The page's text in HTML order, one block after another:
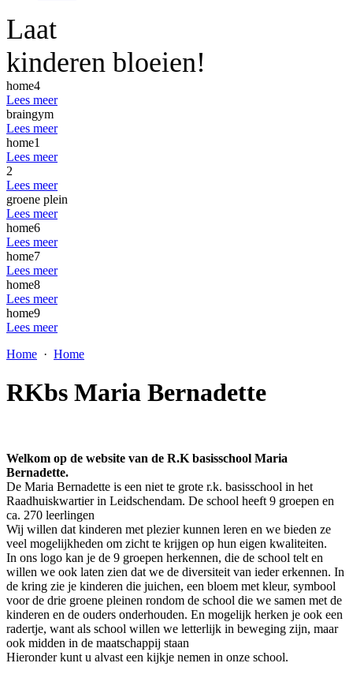
Laat
kinderen bloeien!
home4
Lees meer
braingym
Lees meer
home1
Lees meer
2
Lees meer
groene plein
Lees meer
home6
Lees meer
home7
Lees meer
home8
Lees meer
home9
Lees meer
Home · Home
RKbs Maria Bernadette
Welkom op de website van de R.K basisschool Maria
Bernadette.
De Maria Bernadette is een niet te grote r.k. basisschool in het
Raadhuiskwartier in Leidschendam. De school heeft 9 groepen en
ca. 270 leerlingen
Wij willen dat kinderen met plezier kunnen leren en we bieden ze
veel mogelijkheden om zicht te krijgen op hun eigen kwaliteiten.
In ons logo kan je de 9 groepen herkennen, die de school telt en
willen we ook laten zien dat we de diversiteit van ieder erkennen. In
de kring zie je kinderen die juichen, een bloem met kleur, symbool
voor de drie groene pleinen rondom de school die we samen met de
kinderen en de ouders onderhouden. En mogelijk herken je ook een
radertje, want als school willen we letterlijk in beweging zijn, maar
ook midden in de maatschappij staan
Hieronder kunt u alvast een kijkje nemen in onze school.